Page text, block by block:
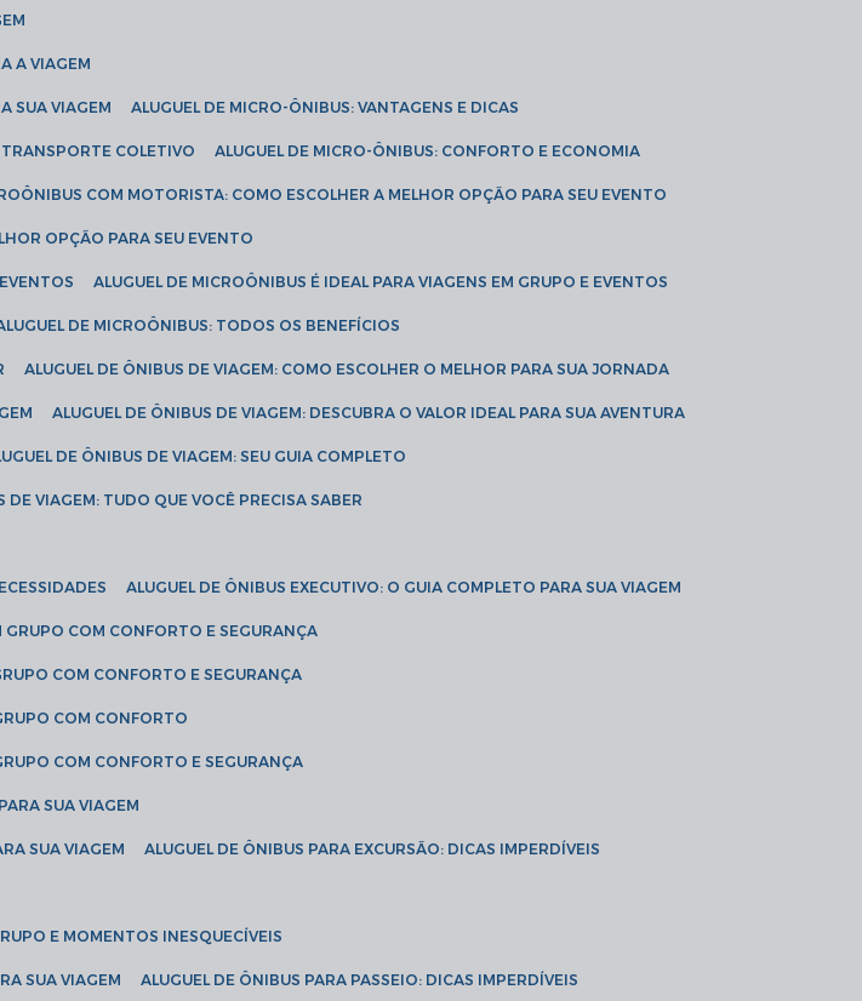
A VIAGEM
SUA VIAGEM ALUGUEL DE MICRO-ÔNIBUS: VANTAGENS E DICAS
TRANSPORTE COLETIVO ALUGUEL DE MICRO-ÔNIBUS: CONFORTO E ECONOMIA
COM MOTORISTA: COMO ESCOLHER A MELHOR OPÇÃO PARA SEU EVENTO
OPÇÃO PARA SEU EVENTO
ALUGUEL DE MICROÔNIBUS É IDEAL PARA VIAGENS EM GRUPO E EVENTOS
ALUGUEL DE MICROÔNIBUS: TODOS OS BENEFÍCIOS
ALUGUEL DE ÔNIBUS DE VIAGEM: COMO ESCOLHER O MELHOR PARA SUA JORNADA
ALUGUEL DE ÔNIBUS DE VIAGEM: DESCUBRA O VALOR IDEAL PARA SUA AVENTURA
DE ÔNIBUS DE VIAGEM: SEU GUIA COMPLETO
DE VIAGEM: TUDO QUE VOCÊ PRECISA SABER
ALUGUEL DE ÔNIBUS EXECUTIVO: O GUIA COMPLETO PARA SUA VIAGEM
GRUPO COM CONFORTO E SEGURANÇA
COM CONFORTO E SEGURANÇA
COM CONFORTO
COM CONFORTO E SEGURANÇA
SUA VIAGEM
SUA VIAGEM ALUGUEL DE ÔNIBUS PARA EXCURSÃO: DICAS IMPERDÍVEIS
E MOMENTOS INESQUECÍVEIS
SUA VIAGEM ALUGUEL DE ÔNIBUS PARA PASSEIO: DICAS IMPERDÍVEIS